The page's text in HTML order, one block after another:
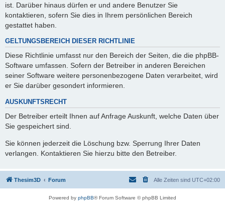
ist. Darüber hinaus dürfen er und andere Benutzer Sie
kontaktieren, sofern Sie dies in Ihrem persönlichen Bereich
gestattet haben.
GELTUNGSBEREICH DIESER RICHTLINIE
Diese Richtlinie umfasst nur den Bereich der Seiten, die die phpBB-
Software umfassen. Sofern der Betreiber in anderen Bereichen
seiner Software weitere personenbezogene Daten verarbeitet, wird
er Sie darüber gesondert informieren.
AUSKUNFTSRECHT
Der Betreiber erteilt Ihnen auf Anfrage Auskunft, welche Daten über
Sie gespeichert sind.
Sie können jederzeit die Löschung bzw. Sperrung Ihrer Daten
verlangen. Kontaktieren Sie hierzu bitte den Betreiber.
Thesim3D Forum Alle Zeiten sind UTC+02:00
Powered by phpBB® Forum Software © phpBB Limited